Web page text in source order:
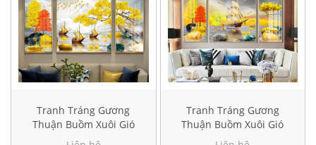
Tranh Tráng Gương
Thuận Buồm Xuôi Gió
Hiện Đại HD40276
Tranh Tráng Gương
Thuận Buồm Xuôi Gió
Hiện Đại HD40282